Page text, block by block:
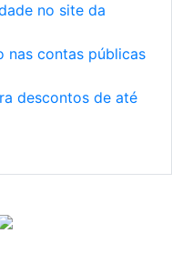
no site da
nas contas públicas
descontos de até